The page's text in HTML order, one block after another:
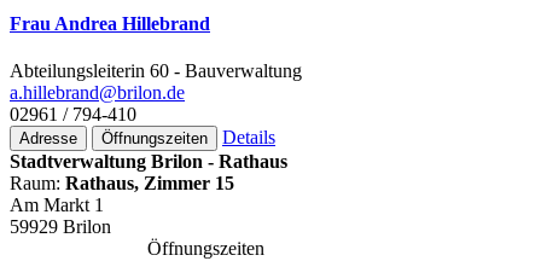
Frau Andrea Hillebrand
Abteilungsleiterin 60 - Bauverwaltung
a.hillebrand@­brilon.de
02961 / 794-410
Adresse Öffnungszeiten
Details
Stadtverwaltung Brilon - Rathaus
Raum: Rathaus, Zimmer 15
Am Markt 1
59929 Brilon
Öffnungszeiten